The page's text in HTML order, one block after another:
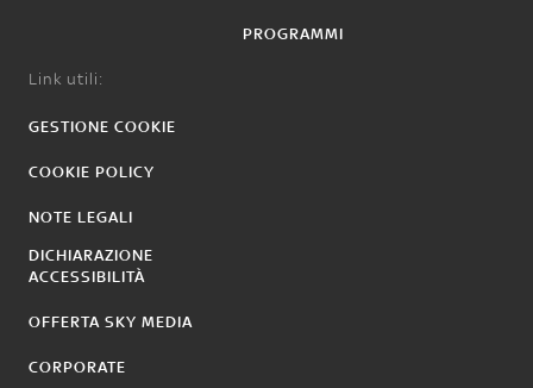
PROGRAMMI
Link utili:
GESTIONE COOKIE
COOKIE POLICY
NOTE LEGALI
DICHIARAZIONE
ACCESSIBILITÀ
OFFERTA SKY MEDIA
CORPORATE